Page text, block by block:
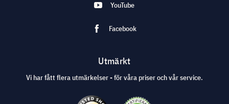
YouTube
Facebook
Utmärkt
Vi har fått flera utmärkelser - för våra priser och vår service.